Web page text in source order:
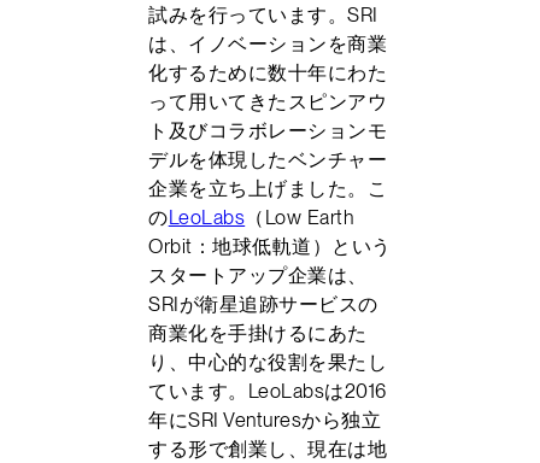
試みを行っています。SRI
は、イノベーションを商業
化するために数十年にわた
って用いてきたスピンアウ
ト及びコラボレーションモ
デルを体現したベンチャー
企業を立ち上げました。こ
のLeoLabs （Low Earth
Orbit：地球低軌道）という
スタートアップ企業は、
SRIが衛星追跡サービスの
商業化を手掛けるにあた
り、中心的な役割を果たし
ています。LeoLabsは2016
年にSRI Venturesから独立
する形で創業し、現在は地